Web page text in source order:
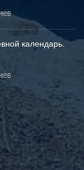
календарь.